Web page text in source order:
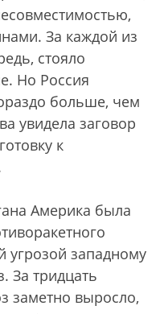
За каждой из
стояло
Но Россия
больше, чем
увидела заговор
к
Америка была
угрозой западному
За тридцать
заметно выросло,